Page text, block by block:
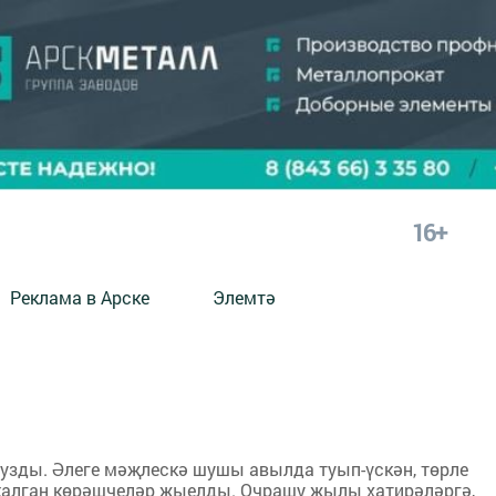
16+
Реклама в Арске Элемтә
Әлеге мәҗлескә шушы авылда туып-үскән, төрле
көрәшчеләр җыелды. Очрашу җылы хатирәләргә,